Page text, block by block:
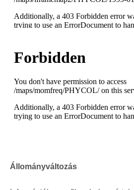
Állományváltozás